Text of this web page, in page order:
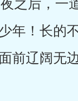
年！长的
前辽阔无